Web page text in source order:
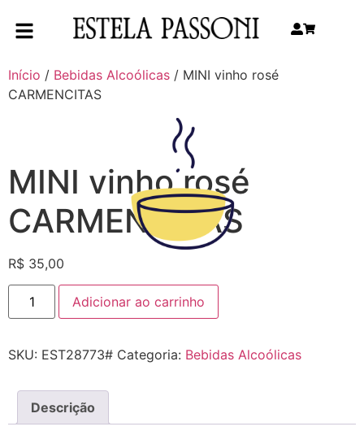
Início / Bebidas Alcoólicas / MINI vinho rosé
CARMENCITAS
MINI vinho rosé
CARMENCITAS
R$ 35,00
Adicionar ao carrinho
SKU: EST28773# Categoria: Bebidas Alcoólicas
Descrição